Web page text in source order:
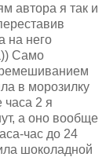
автора я так и
на него
Само
в морозилку
часа 2 я
а оно вообще
час до 24
шоколадной